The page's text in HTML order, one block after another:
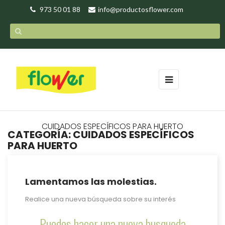
973 50 01 88 info@productosflower.com
Navegación
de
☰
CUIDADOS ESPECÍFICOS PARA HUERTO
CATEGORÍA: CUIDADOS ESPECÍFICOS
PARA HUERTO
Lamentamos las molestias.
Realice una nueva búsqueda sobre su interés